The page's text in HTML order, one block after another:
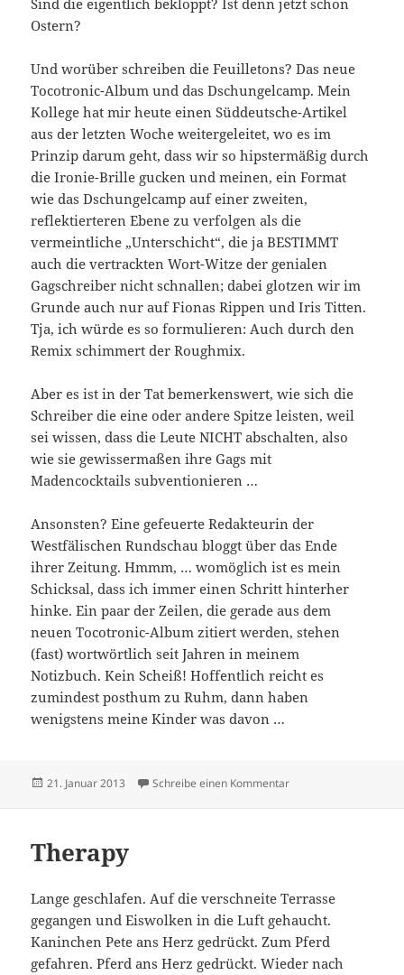
Ostern?
Und worüber schreiben die Feuilletons? Das neue
Tocotronic-Album und das Dschungelcamp. Mein
Kollege hat mir heute einen Süddeutsche-Artikel
aus der letzten Woche weitergeleitet, wo es im
Prinzip darum geht, dass wir so hipstermäßig durch
die Ironie-Brille gucken und meinen, ein Format
wie das Dschungelcamp auf einer zweiten,
reflektierteren Ebene zu verfolgen als die
vermeintliche „Unterschicht“, die ja BESTIMMT
auch die vertrackten Wort-Witze der genialen
Gagschreiber nicht schnallen; dabei glotzen wir im
Grunde auch nur auf Fionas Rippen und Iris Titten.
Tja, ich würde es so formulieren: Auch durch den
Remix schimmert der Roughmix.
Aber es ist in der Tat bemerkenswert, wie sich die
Schreiber die eine oder andere Spitze leisten, weil
sei wissen, dass die Leute NICHT abschalten, also
wie sie gewissermaßen ihre Gags mit
Madencocktails subventionieren …
Ansonsten? Eine gefeuerte Redakteurin der
Westfälischen Rundschau bloggt über das Ende
ihrer Zeitung. Hmmm, … womöglich ist es mein
Schicksal, dass ich immer einen Schritt hinterher
hinke. Ein paar der Zeilen, die gerade aus dem
neuen Tocotronic-Album zitiert werden, stehen
(fast) wortwörtlich seit Jahren in meinem
Notizbuch. Kein Scheiß! Hoffentlich reicht es
zumindest posthum zu Ruhm, dann haben
wenigstens meine Kinder was davon …
Veröffentlicht
21. Januar 2013 Schreibe einen Kommentarzu Ha-Zen
Therapy
Lange geschlafen. Auf die verschneite Terrasse
gegangen und Eiswolken in die Luft gehaucht.
Kaninchen Pete ans Herz gedrückt. Zum Pferd
gefahren. Pferd ans Herz gedrückt. Wieder nach